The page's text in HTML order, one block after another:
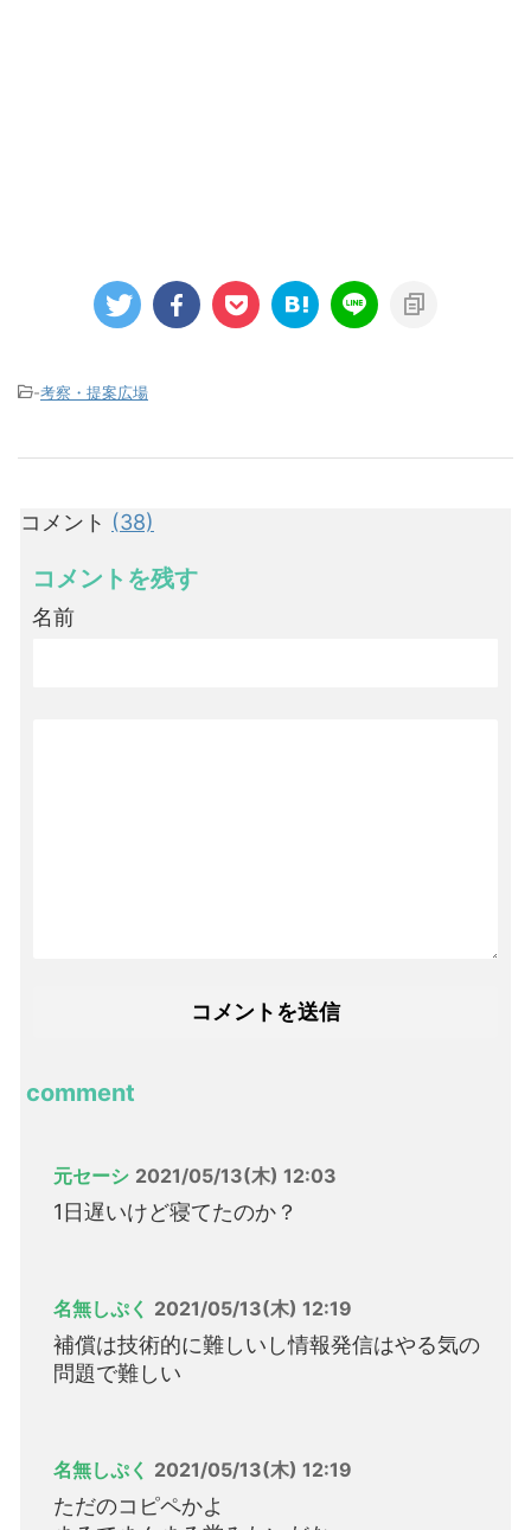
-考察・提案広場
コメント (38)
コメントを残す
名前
comment
元セーシ 2021/05/13(木) 12:03
1日遅いけど寝てたのか？
名無しぷく 2021/05/13(木) 12:19
補償は技術的に難しいし情報発信はやる気の
問題で難しい
名無しぷく 2021/05/13(木) 12:19
ただのコピペかよ